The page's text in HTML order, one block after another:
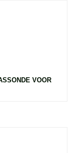
VOOR